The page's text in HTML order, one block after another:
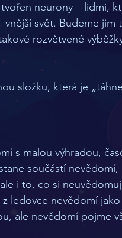
neurony – lidmi,
vnější svět. Budeme jim
rozvětvené
složku, která je
s malou výhradou,
součástí
i to, co si
ledovce nevědomí
ale nevědomí pojme